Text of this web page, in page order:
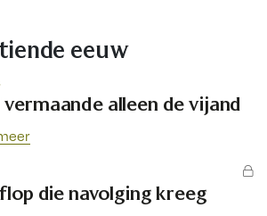
eeuw
vermaande alleen de vijand
die navolging kreeg